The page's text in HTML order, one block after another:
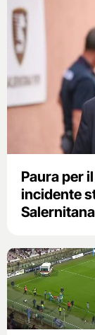
Paura per
incidente